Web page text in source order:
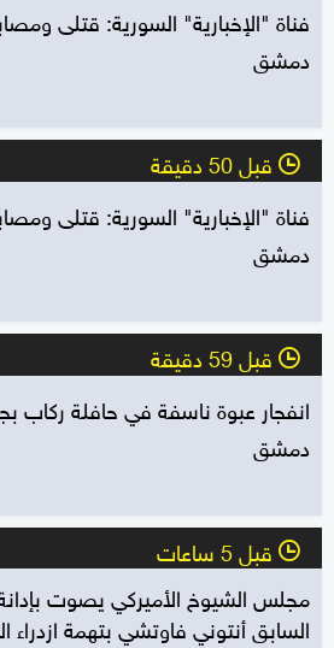
فناة "الإخبارية" السورية: قتلى
دمشق
l قبل 50 دقيقة
فناة "الإخبارية" السورية: قتلى
دمشق
l قبل 59 دقيقة
انفجار عبوة ناسفة في حافلة ركاب
دمشق
l قبل 5 ساعات
مجلس الشيوخ الأميركي يصوت
السابق أنتوني فاوتشي بتهمة ازدراء